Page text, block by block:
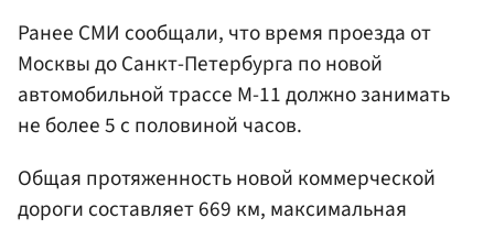
Ранее СМИ сообщали, что время проезда от
Москвы до Санкт-Петербурга по новой
автомобильной трассе М-11 должно занимать
не более 5 с половиной часов.
Общая протяженность новой коммерческой
дороги составляет 669 км, максимальная